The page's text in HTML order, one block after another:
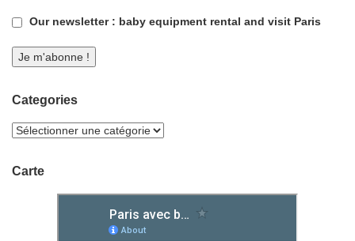
Our newsletter : baby equipment rental and visit Paris
Categories
Carte